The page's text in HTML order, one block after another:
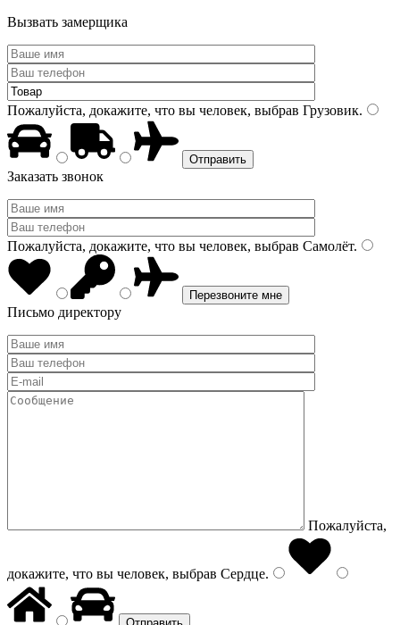
Вызвать замерщика
Пожалуйста, докажите, что вы человек, выбрав Грузовик.
Заказать звонок
Пожалуйста, докажите, что вы человек, выбрав Самолёт.
Письмо директору
Пожалуйста,
докажите, что вы человек, выбрав Сердце.